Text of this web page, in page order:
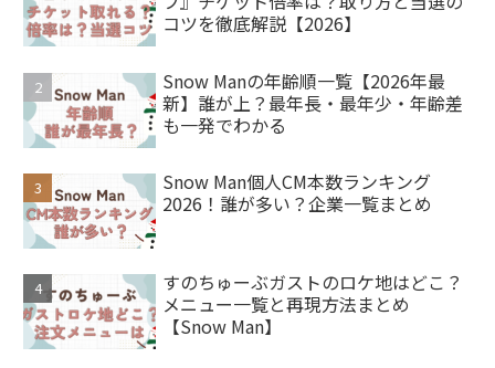
コツを徹底解説【2026】
Snow Manの年齢順一覧【2026年最
新】誰が上？最年長・最年少・年齢差
も一発でわかる
Snow Man個人CM本数ランキング
2026！誰が多い？企業一覧まとめ
すのちゅーぶガストのロケ地はどこ？
メニュー一覧と再現方法まとめ
【Snow Man】